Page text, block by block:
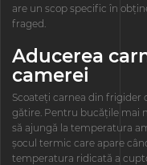
are un scop specific în
fraged.
Aducerea
camerei
Scoateți carnea din
gătire. Pentru bucățile mai
să ajungă la temperatura
șocul termic care apare
temperatura ridicată a